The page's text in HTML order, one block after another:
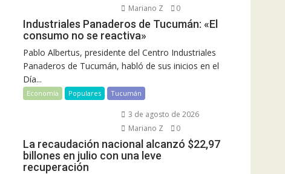
Mariano Z
0
Industriales Panaderos de Tucumán: «El
consumo no se reactiva»
Pablo Albertus, presidente del Centro Industriales
Panaderos de Tucumán, habló de sus inicios en el
Día...
Economía Populares Tucumán
3 de agosto de 2026
Mariano Z
0
La recaudación nacional alcanzó $22,97
billones en julio con una leve
recuperación